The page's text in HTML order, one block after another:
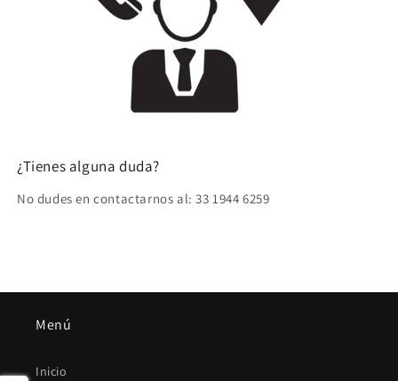
¿Tienes alguna duda?
No dudes en contactarnos al: 33 1944 6259
Menú
Inicio